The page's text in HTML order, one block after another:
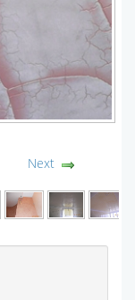
Next